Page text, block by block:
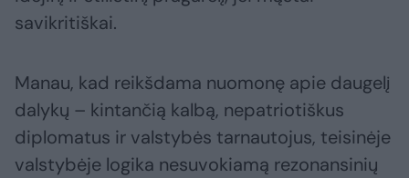
savikritiškai.
Manau, kad reikšdama nuomonę apie daugelį
dalykų – kintančią kalbą, nepatriotiškus
diplomatus ir valstybės tarnautojus, teisinėje
valstybėje logika nesuvokiamą rezonansinių